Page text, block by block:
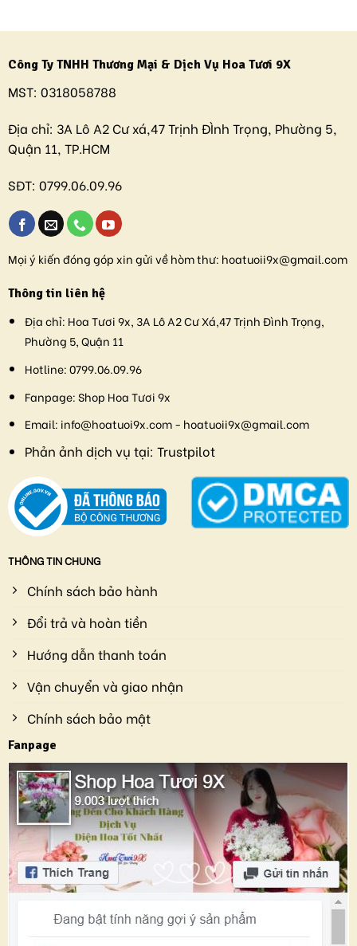
Công Ty TNHH Thương Mại & Dịch Vụ Hoa Tươi 9X
MST: 0318058788
Địa chỉ: 3A Lô A2 Cư xá,47 Trịnh ĐÌnh Trọng, Phường 5,
Quận 11, TP.HCM
SĐT: 0799.06.09.96
Mọi ý kiến đóng góp xin gửi về hòm thư: hoatuoii9x@gmail.com
Thông tin liên hệ
Địa chỉ: Hoa Tươi 9x, 3A Lô A2 Cư Xá,47 Trịnh Đình Trọng,
Phường 5, Quận 11
Hotline:0799.06.09.96
Fanpage:Shop Hoa Tươi 9x
Email: info@hoatuoi9x.com - hoatuoii9x@gmail.com
Phản ảnh dịch vụ tại: Trustpilot
THÔNG TIN CHUNG
Chính sách bảo hành
Đổi trả và hoàn tiền
Hướng dẫn thanh toán
Vận chuyển và giao nhận
Chính sách bảo mật
Fanpage